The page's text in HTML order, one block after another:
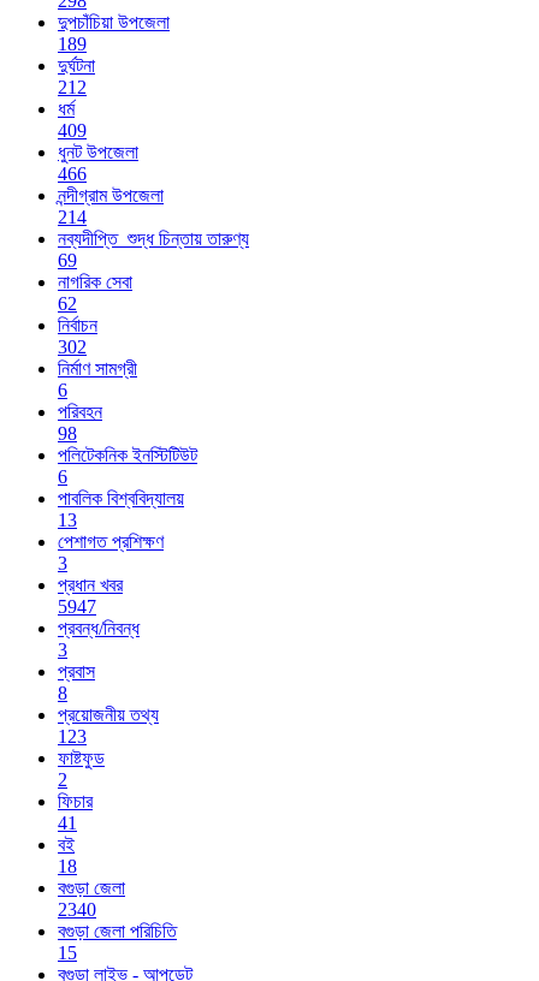
দুপচাঁচিয়া উপজেলা
189
দুর্ঘটনা
212
ধর্ম
409
ধুনট উপজেলা
466
নন্দীগ্রাম উপজেলা
214
নব্যদীপ্তি_শুদ্ধ চিন্তায় তারুণ্য
69
নাগরিক সেবা
62
নির্বাচন
302
নির্মাণ সামগ্রী
6
পরিবহন
98
পলিটেকনিক ইনস্টিটিউট
6
পাবলিক বিশ্ববিদ্যালয়
13
পেশাগত প্রশিক্ষণ
3
প্রধান খবর
5947
প্রবন্ধ/নিবন্ধ
3
প্রবাস
8
প্রয়োজনীয় তথ্য
123
ফাষ্টফুড
2
ফিচার
41
বই
18
বগুড়া জেলা
2340
বগুড়া জেলা পরিচিতি
15
বগুড়া লাইভ - আপডেট